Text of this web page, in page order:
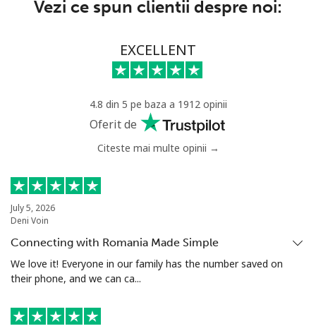
31 min pentru
⁦34.9¢⁩
28 min pentru
⁦$10⁩
Vezi ce spun clientii despre noi:
EXCELLENT
4.8 din 5 pe baza a 1912 opinii
Oferit de
Citeste mai multe opinii →
July 5, 2026
Deni Voin
Connecting with Romania Made Simple
We love it! Everyone in our family has the number saved on
their phone, and we can ca...